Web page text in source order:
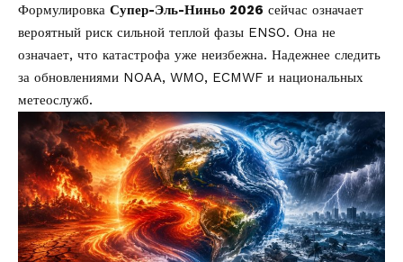
Формулировка Супер-Эль-Ниньо 2026 сейчас означает
вероятный риск сильной теплой фазы ENSO. Она не
означает, что катастрофа уже неизбежна. Надежнее следить
за обновлениями NOAA, WMO, ECMWF и национальных
метеослужб.